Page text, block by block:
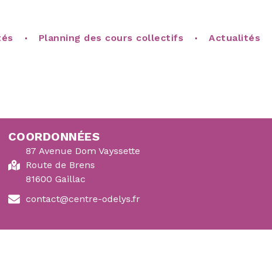
Planning des cours collectifs Actualités
COORDONNÉES
87 Avenue Dom Vayssette
Route de Brens
81600 Gaillac
contact@centre-odelys.fr